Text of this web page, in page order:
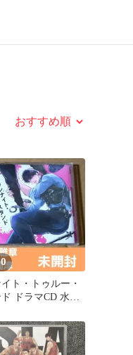
替え
ト・トゥルー・
ドラマCD 水中